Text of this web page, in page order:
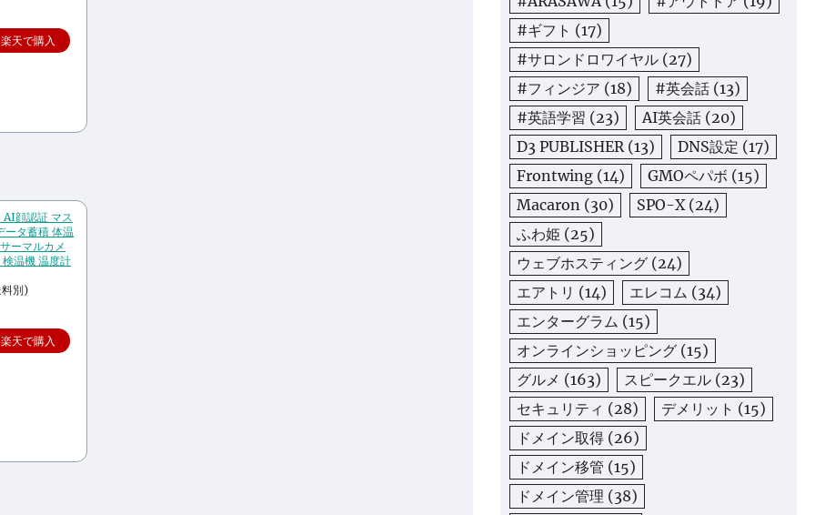
楽天で購入
顔認証 マス
ータ蓄積 体温
ーマルカメ
温機 温度計
別)
楽天で購入
#ギフト (17)
#サロンドロワイヤル (27)
#フィンジア (18) #英会話 (13)
#英語学習 (23) AI英会話 (20)
D3 PUBLISHER(13) DNS設定 (17)
Frontwing (14) GMOペパボ (15)
Macaron (30) SPO-X(24)
ふわ姫 (25)
ウェブホスティング (24)
エアトリ (14) エレコム (34)
エンターグラム (15)
オンラインショッピング (15)
グルメ (163) スピークエル (23)
セキュリティ (28) デメリット (15)
ドメイン取得 (26)
ドメイン移管 (15)
ドメイン管理 (38)